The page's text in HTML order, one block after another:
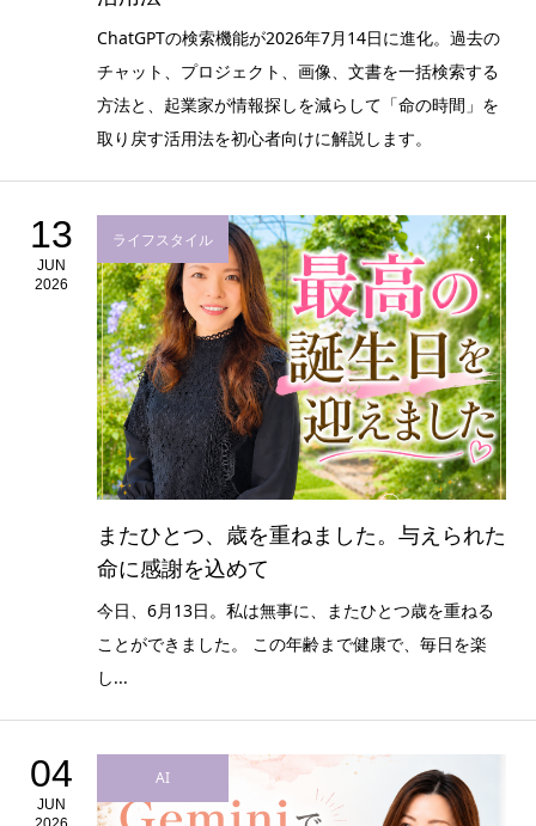
ChatGPTの検索機能が2026年7月14日に進化。過去の
チャット、プロジェクト、画像、文書を一括検索する
方法と、起業家が情報探しを減らして「命の時間」を
取り戻す活用法を初心者向けに解説します。
13
JUN
2026
ライフスタイル
またひとつ、歳を重ねました。与えられた
命に感謝を込めて
今日、6月13日。私は無事に、またひとつ歳を重ねる
ことができました。 この年齢まで健康で、毎日を楽
し...
04
JUN
AI